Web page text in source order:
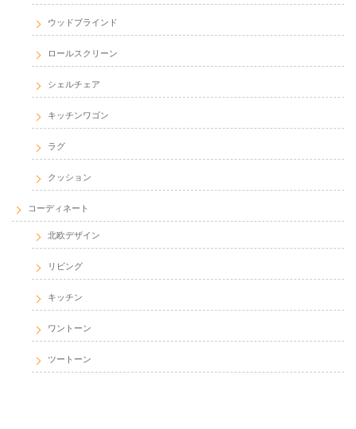
ウッドブラインド
ロールスクリーン
シェルチェア
キッチンワゴン
ラグ
クッション
コーディネート
北欧デザイン
リビング
キッチン
ワントーン
ツートーン